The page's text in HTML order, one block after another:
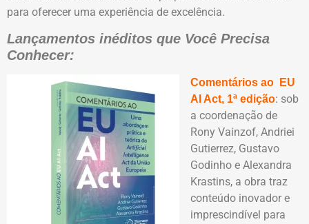
para oferecer uma experiência de excelência.
Lançamentos inéditos que Você Precisa
Conhecer:
Comentários ao EU
AI Act, 1ª edição: sob
a coordenação de
Rony Vainzof, Andriei
Gutierrez, Gustavo
Godinho e Alexandra
Krastins, a obra traz
conteúdo inovador e
imprescindível para